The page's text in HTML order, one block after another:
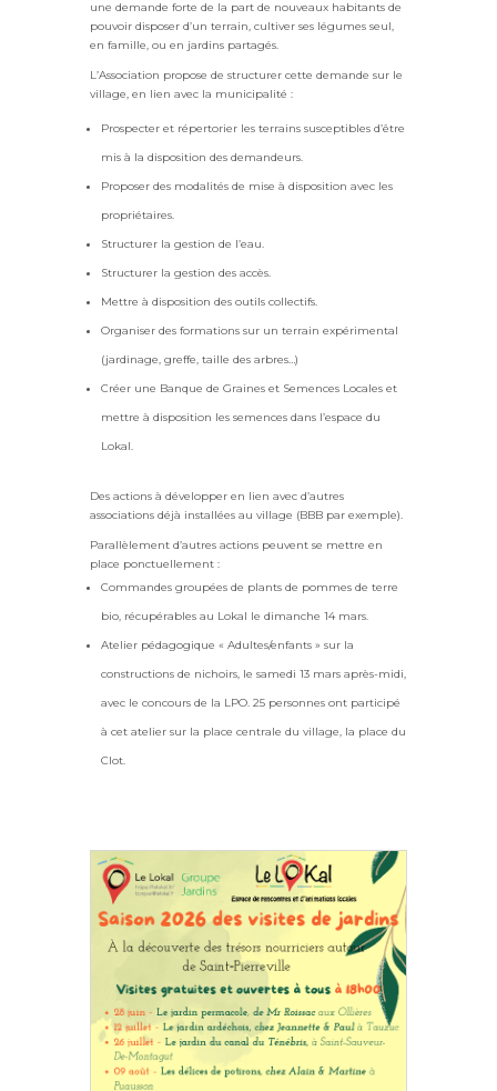
une demande forte de la part de nouveaux habitants de
pouvoir disposer d’un terrain, cultiver ses légumes seul,
en famille, ou en jardins partagés.
L’Association propose de structurer cette demande sur le
village, en lien avec la municipalité :
Prospecter et répertorier les terrains susceptibles d’être
mis à la disposition des demandeurs.
Proposer des modalités de mise à disposition avec les
propriétaires.
Structurer la gestion de l’eau.
Structurer la gestion des accès.
Mettre à disposition des outils collectifs.
Organiser des formations sur un terrain expérimental
(jardinage, greffe, taille des arbres…)
Créer une Banque de Graines et Semences Locales et
mettre à disposition les semences dans l’espace du
Lokal.
Des actions à développer en lien avec d’autres
associations déjà installées au village (BBB par exemple).
Parallèlement d’autres actions peuvent se mettre en
place ponctuellement :
Commandes groupées de plants de pommes de terre
bio, récupérables au Lokal le dimanche 14 mars.
Atelier pédagogique « Adultes/enfants » sur la
constructions de nichoirs, le samedi 13 mars après-midi,
avec le concours de la LPO. 25 personnes ont participé
à cet atelier sur la place centrale du village, la place du
Clot.